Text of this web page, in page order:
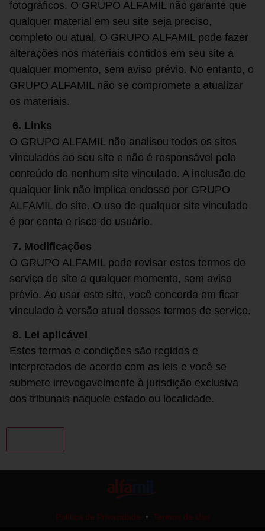
fotográficos. O GRUPO ALFAMIL não garante que
qualquer material em seu site seja preciso,
completo ou atual. O GRUPO ALFAMIL pode fazer
alterações nos materiais contidos em seu site a
qualquer momento, sem aviso prévio. No entanto, o
GRUPO ALFAMIL não se compromete a atualizar
os materiais.
6. Links
O GRUPO ALFAMIL não analisou todos os sites
vinculados ao seu site e não é responsável pelo
conteúdo de nenhum site vinculado. A inclusão de
qualquer link não implica endosso por GRUPO
ALFAMIL do site. O uso de qualquer site vinculado
é por conta e risco do usuário.
7. Modificações
O GRUPO ALFAMIL pode revisar estes termos de
serviço do site a qualquer momento, sem aviso
prévio. Ao usar este site, você concorda em ficar
vinculado à versão atual desses termos de serviço.
8. Lei aplicável
Estes termos e condições são regidos e
interpretados de acordo com as leis e você se
submete irrevogavelmente à jurisdição exclusiva
dos tribunais naquele estado ou localidade.
Política de Privacidade • Termos de Uso